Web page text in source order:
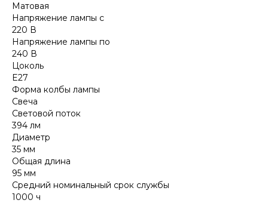
Матовая
Напряжение лампы с
220 В
Напряжение лампы по
240 В
Цоколь
E27
Форма колбы лампы
Свеча
Световой поток
394 лм
Диаметр
35 мм
Общая длина
95 мм
Средний номинальный срок службы
1000 ч